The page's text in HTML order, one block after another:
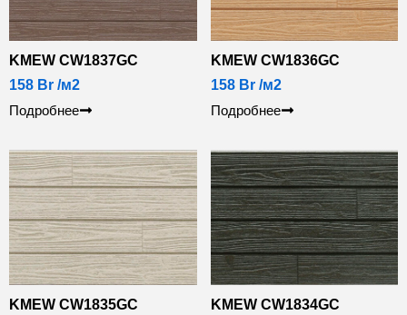
KMEW CW1837GC
158 Br /м2
Подробнее
KMEW CW1836GC
158 Br/м2
Подробнее
KMEW CW1835GC
KMEW CW1834GC